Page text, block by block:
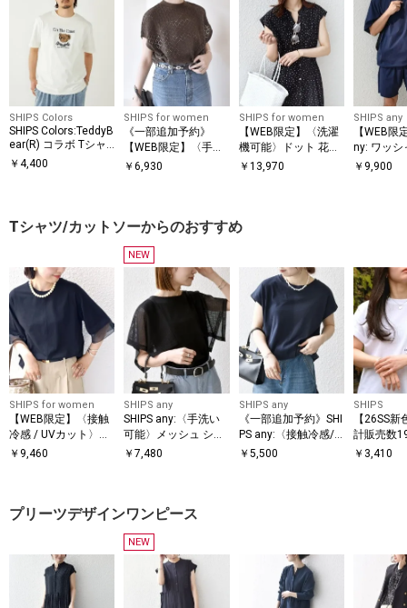
SHIPS Colors
SHIPS Colors:TeddyB
ear(R) コラボ Tシャ
ツ◇
￥ 4,400
SHIPS for women
《一部追加予約》
【WEB限定】〈手洗
い可能〉アイレット
￥6,930
SHIPS for women
【WEB限定】〈洗濯
機可能〉ドット 花柄
サイド プリーツ フレ
￥ 13,970
SHIPS any
【WEB限
ny: ワッシ
ン スピン
￥ 9,900
Tシャツ/カットソーからのおすすめ
SHIPS for women
【WEB限定】〈接触
冷感 / UVカット〉シ
アー オーガンジー コ
￥ 9,460
NEW
SHIPS any
SHIPS any:〈手洗い
可能〉メッシュ シア
ー ハンカチ スリーブ
￥7,480
SHIPS any
《一部追加予約》SHI
PS any:〈接触冷感/
汗染み防止加工/洗濯
￥ 5,500
SHIPS
【26SS
計販売数
破!!】【
￥ 3,410
プリーツデザインワンピース
NEW